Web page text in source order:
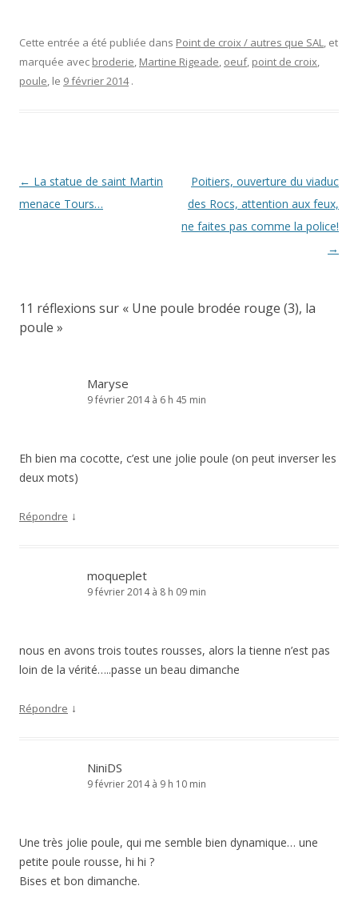
Cette entrée a été publiée dans Point de croix / autres que SAL, et
marquée avec broderie, Martine Rigeade, oeuf, point de croix,
poule, le 9 février 2014 .
Navigation
des
← La statue de saint Martin
menace Tours…
Poitiers, ouverture du viaduc
des Rocs, attention aux feux,
ne faites pas comme la police!
→
11 réflexions sur « Une poule brodée rouge (3), la
poule »
Maryse
9 février 2014 à 6 h 45 min
Eh bien ma cocotte, c’est une jolie poule (on peut inverser les
deux mots)
Répondre ↓
moqueplet
9 février 2014 à 8 h 09 min
nous en avons trois toutes rousses, alors la tienne n’est pas
loin de la vérité…..passe un beau dimanche
Répondre ↓
NiniDS
9 février 2014 à 9 h 10 min
Une très jolie poule, qui me semble bien dynamique… une
petite poule rousse, hi hi ?
Bises et bon dimanche.